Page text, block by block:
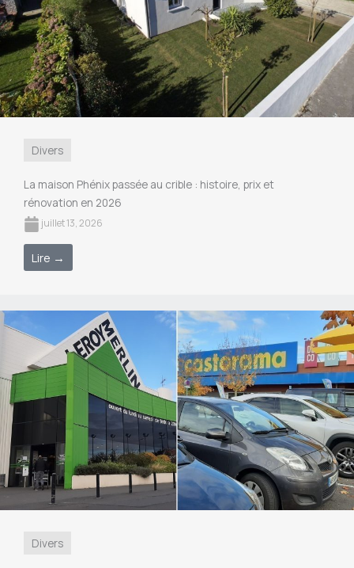
Divers
La maison Phénix passée au crible : histoire, prix et
rénovation en 2026
juillet 13, 2026
Lire →
Divers